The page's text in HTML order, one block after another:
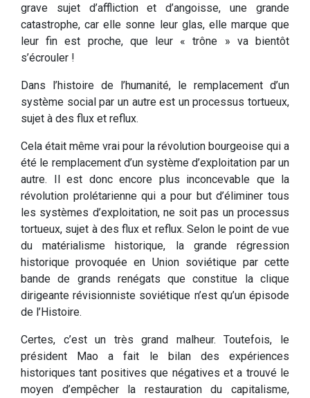
grave sujet d’affliction et d’angoisse, une grande
catastrophe, car elle sonne leur glas, elle marque que
leur fin est proche, que leur « trône » va bientôt
s’écrouler !
Dans l’histoire de l’humanité, le remplacement d’un
système social par un autre est un processus tortueux,
sujet à des flux et reflux.
Cela était même vrai pour la révolution bourgeoise qui a
été le remplacement d’un système d’exploitation par un
autre. Il est donc encore plus inconcevable que la
révolution prolétarienne qui a pour but d’éliminer tous
les systèmes d’exploitation, ne soit pas un processus
tortueux, sujet à des flux et reflux. Selon le point de vue
du matérialisme historique, la grande régression
historique provoquée en Union soviétique par cette
bande de grands renégats que constitue la clique
dirigeante révisionniste soviétique n’est qu’un épisode
de l’Histoire.
Certes, c’est un très grand malheur. Toutefois, le
président Mao a fait le bilan des expériences
historiques tant positives que négatives et a trouvé le
moyen d’empêcher la restauration du capitalisme,